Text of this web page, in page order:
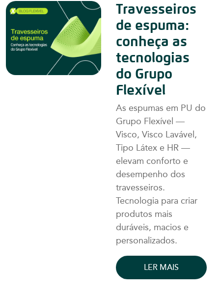
Travesseiros
de espuma:
conheça as
tecnologias
do Grupo
Flexível
As espumas em PU do
Grupo Flexível —
Visco, Visco Lavável,
Tipo Látex e HR —
elevam conforto e
desempenho dos
travesseiros.
Tecnologia para criar
produtos mais
duráveis, macios e
personalizados.
LER MAIS